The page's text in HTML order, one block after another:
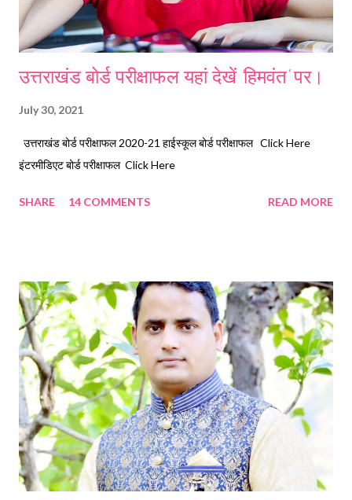
उत्तराखंड बोर्ड परीक्षाफल यहां देखें 'हिमवंत' पर।
July 30, 2021
उत्तराखंड बोर्ड परीक्षाफल 2020-21 हाईस्कूल बोर्ड परीक्षाफल Click Here
इंटरमीडिएट बोर्ड परीक्षाफल Click Here
SHARE 14 COMMENTS READ MORE